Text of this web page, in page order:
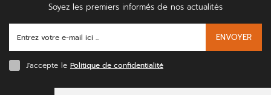
Soyez les premiers informés de nos actualités
ENVOYER
J'accepte le Politique de confidentialité